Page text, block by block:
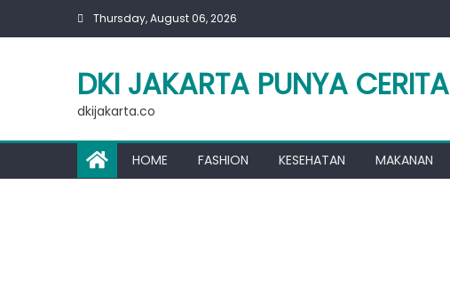
Thursday, August 06, 2026
DKI JAKARTA PUNYA CERITA
dkijakarta.co
HOME FASHION KESEHATAN MAKANAN